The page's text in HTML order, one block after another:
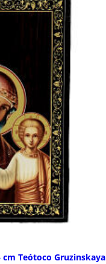
cm Teótoco Gruzinskaya